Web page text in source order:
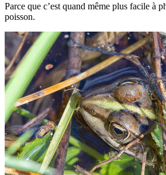
Parce que c’est quand même plus facile à
poisson.